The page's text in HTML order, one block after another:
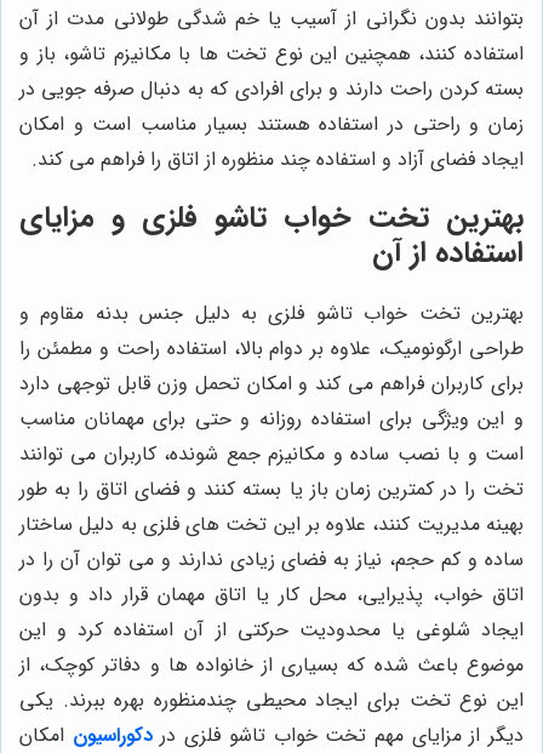
بتوانند بدون نگرانی از آسیب یا خم شدگی طولانی مدت از آن
استفاده کنند، همچنین این نوع تخت ها با مکانیزم تاشو، باز و
بسته کردن راحت دارند و برای افرادی که به دنبال صرفه جویی در
زمان و راحتی در استفاده هستند بسیار مناسب است و امکان
ایجاد فضای آزاد و استفاده چند منظوره از اتاق را فراهم می کند.
بهترین تخت خواب تاشو فلزی و مزایای
استفاده از آن
بهترین تخت خواب تاشو فلزیبه دلیل جنس بدنه مقاوم و
طراحی ارگونومیک، علاوه بر دوام بالا، استفاده راحت و مطمئن را
برای کاربران فراهم می کند و امکان تحمل وزن قابل توجهی دارد
و این ویژگی برای استفاده روزانه و حتی برای مهمانان مناسب
است و با نصب ساده و مکانیزم جمع شونده، کاربران می توانند
تخت را در کمترین زمان باز یا بسته کنند و فضای اتاق را به طور
بهینه مدیریت کنند، علاوه بر این تخت های فلزی به دلیل ساختار
ساده و کم حجم، نیاز به فضای زیادی ندارند و می توان آن را در
اتاق خواب، پذیرایی، محل کار یا اتاق مهمان قرار داد و بدون
ایجاد شلوغی یا محدودیت حرکتی از آن استفاده کرد و این
موضوع باعث شده که بسیاری از خانواده ها و دفاتر کوچک، از
این نوع تخت برای ایجاد محیطی چندمنظوره بهره ببرند. یکی
دیگر از مزایای مهم تخت خواب تاشو فلزی دردکوراسیون امکان